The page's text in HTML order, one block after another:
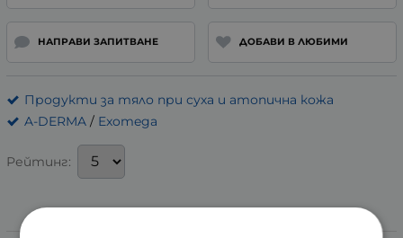
НАПРАВИ ЗАПИТВАНЕ ДОБАВИ В ЛЮБИМИ
Продукти за тяло при суха и атопична кожа
A-DERMA / Exomega
Рейтинг: